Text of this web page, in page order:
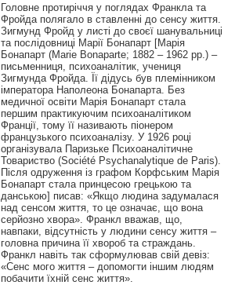
Головне протиріччя у поглядах Франкла та
Фройда полягало в ставленні до сенсу життя.
Зигмунд Фройд у листі до своєї шанувальниці
та послідовниці Марії Бонапарт [Марія
Бонапарт (Marie Bonaparte; 1882 – 1962 рр.) –
письменниця, психоаналітик, учениця
Зигмунда Фройда. Її дідусь був племінником
імператора Наполеона Бонапарта. Без
медичної освіти Марія Бонапарт стала
першим практикуючим психоаналітиком
Франції, тому її називають піонером
французького психоаналізу. У 1926 році
організувала Паризьке Психоаналітичне
Товариство (Société Psychanalytique de Paris).
Після одруження із графом Корфським Марія
Бонапарт стала принцесою грецькою та
данською] писав: «Якщо людина задумалася
над сенсом життя, то це означає, що вона
серйозно хвора». Франкл вважав, що,
навпаки, відсутність у людини сенсу життя –
головна причина її хвороб та страждань.
Франкл навіть так сформулював свій девіз:
«Сенс мого життя – допомогти іншим людям
побачити їхній сенс життя».